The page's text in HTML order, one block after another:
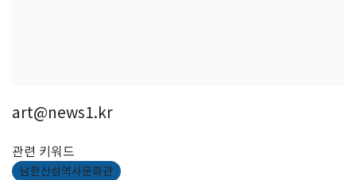
art@news1.kr
관련 키워드
남한산성역사문화관